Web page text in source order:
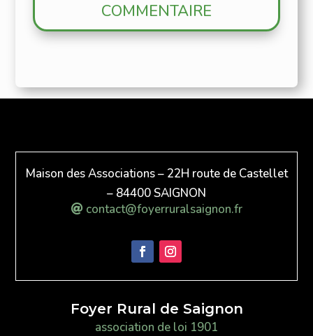
COMMENTAIRE
Maison des Associations – 22H route de Castellet
– 84400 SAIGNON
contact@foyerruralsaignon.fr
Foyer Rural de Saignon
association de loi 1901